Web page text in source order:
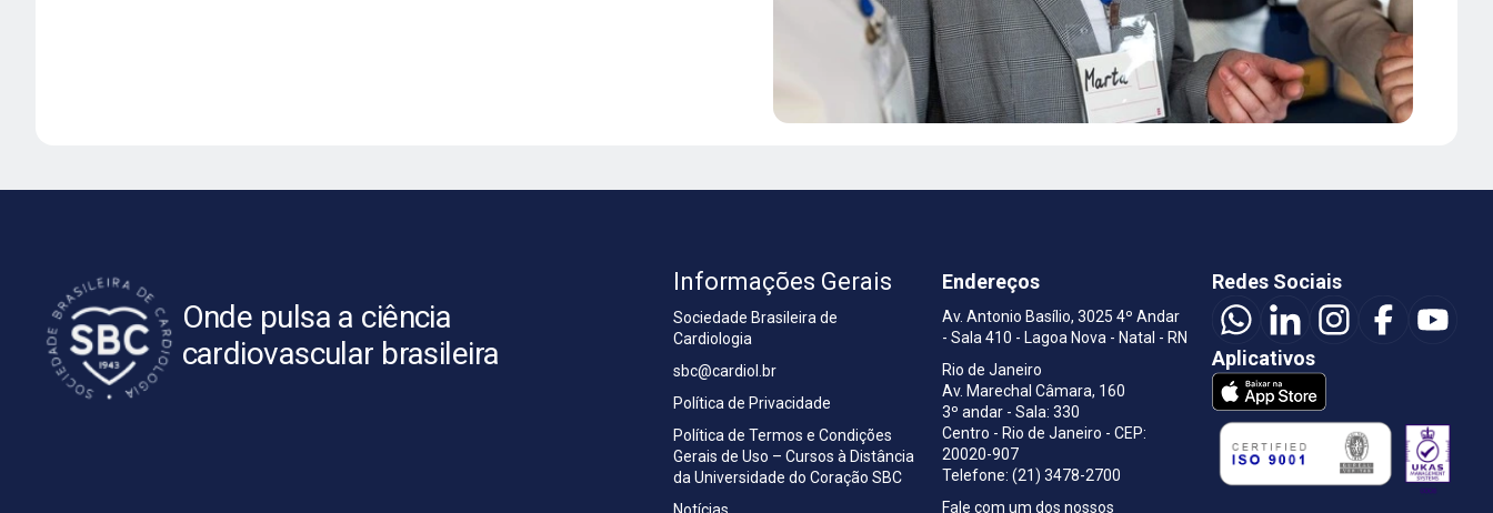
Onde pulsa a ciência
cardiovascular brasileira
Informações Gerais
Sociedade Brasileira de
Cardiologia
sbc@cardiol.br
Política de Privacidade
Política de Termos e Condições
Gerais de Uso – Cursos à Distância
da Universidade do Coração SBC
Endereços
Av. Antonio Basílio, 3025 4º Andar
- Sala 410 - Lagoa Nova - Natal - RN
Rio de Janeiro
Av. Marechal Câmara, 160
3º andar - Sala: 330
Centro - Rio de Janeiro - CEP:
20020-907
Telefone: (21) 3478-2700
Fale com um dos nossos
Redes Sociais
Aplicativos